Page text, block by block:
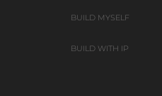
BUILD MYSELF
BUILD WITH IP